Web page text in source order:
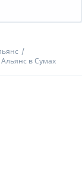
Альянс в Сумах